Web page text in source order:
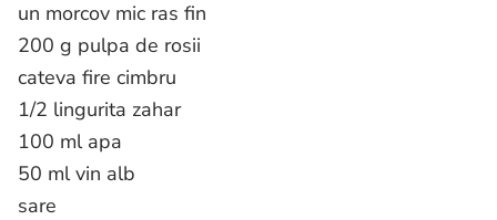
un morcov mic ras fin
200 g pulpa de rosii
cateva fire cimbru
1/2 lingurita zahar
100 ml apa
50 ml vin alb
sare